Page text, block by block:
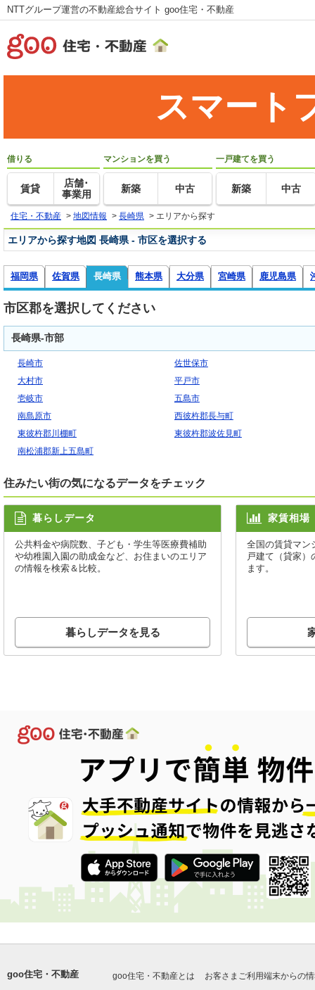
NTTグループ運営の不動産総合サイト goo住宅・不動産
スマート
借りる
賃貸
店舗･
事業用
マンションを買う
新築 中古
一戸建てを買う
新築 中古
住宅・不動産 > 地図情報 > 長崎県 > エリアから探す
エリアから探す地図 長崎県 - 市区を選択する
福岡県 佐賀県 長崎県 熊本県 大分県 宮崎県 鹿児島県
市区郡を選択してください
長崎県-市部
長崎市
佐世保市
大村市
平戸市
壱岐市
五島市
南島原市
西彼杵郡長与町
東彼杵郡川棚町
東彼杵郡波佐見町
南松浦郡新上五島町
住みたい街の気になるデータをチェック
暮らしデータ
公共料金や病院数、子ども・学生等医療費補助
や幼稚園入園の助成金など、お住まいのエリア
の情報を検索＆比較。
暮らしデータを見る
家賃相場
全国の賃貸マン
戸建て（貸家）
ます。
goo住宅・不動産 goo住宅・不動産とは お客さまご利用端末からの